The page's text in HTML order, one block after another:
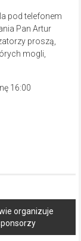
pod telefonem
Pan Artur
proszą,
mogli,
16:00
organizuje